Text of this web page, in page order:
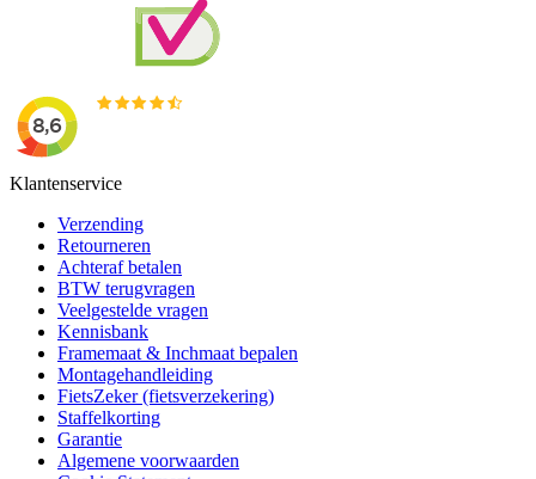
Klantenservice
Verzending
Retourneren
Achteraf betalen
BTW terugvragen
Veelgestelde vragen
Kennisbank
Framemaat & Inchmaat bepalen
Montagehandleiding
FietsZeker (fietsverzekering)
Staffelkorting
Garantie
Algemene voorwaarden